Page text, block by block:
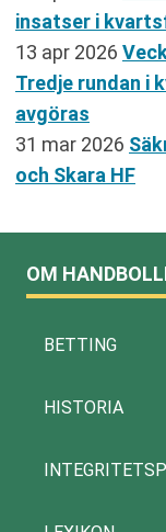
insatser i
13 apr 2026
Tredje rundan i
avgöras
31 mar 2026
och Skara HF
OM
BETTING
HISTORIA